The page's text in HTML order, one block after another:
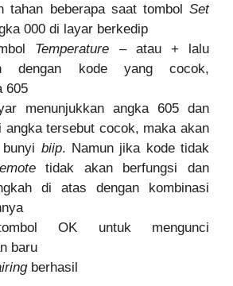
tahan beberapa saat tombol Set
000 di layar berkedip
Temperature – atau + lalu
dengan kode yang cocok,
605
menunjukkan angka 605 dan
angka tersebut cocok, maka akan
biip. Namun jika kode tidak
tidak akan berfungsi dan
di atas dengan kombinasi
OK untuk mengunci
baru
berhasil